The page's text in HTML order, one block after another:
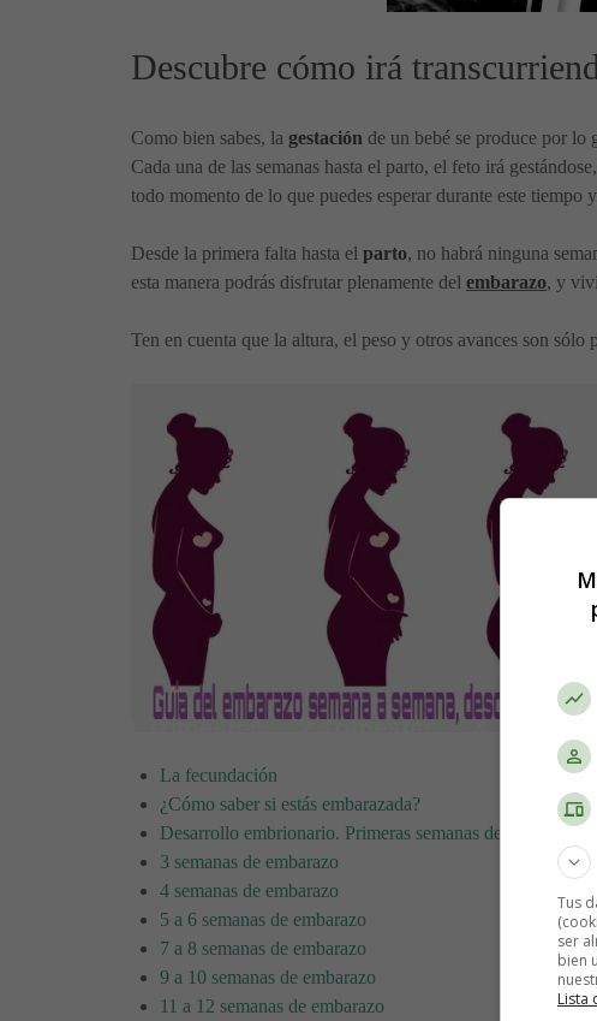
Descubre cómo irá
Como bien sabes, la gestación de un bebé se produce por lo
Cada una de las semanas hasta el parto, el feto irá
todo momento de lo que puedes esperar durante este tiempo
Desde la primera falta hasta el parto, no habrá ninguna
esta manera podrás disfrutar plenamente del embarazo, y
Ten en cuenta que la altura, el peso y otros avances son
La fecundación
¿Cómo saber si estás embarazada?
Desarrollo embrionario. Primeras semanas de embarazo
3 semanas de embarazo
4 semanas de embarazo
5 a 6 semanas de embarazo
7 a 8 semanas de embarazo
9 a 10 semanas de embarazo
11 a 12 semanas de embarazo
Tus
ser
bien
Lista